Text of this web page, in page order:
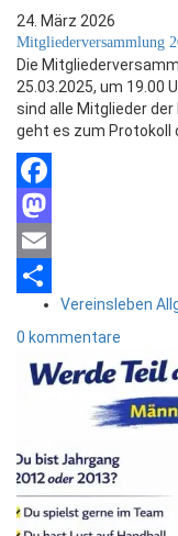
24. März 2026
Mitgliederversammlung
Die
25.03.2025, um 19.00
sind alle Mitglieder der
geht es zum Protokoll
Facebook
Mastodon
Email
Teilen Vereinsleben
0 kommentare